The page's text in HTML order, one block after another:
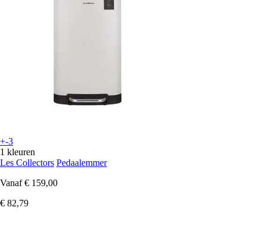
+-3
1 kleuren
Les Collectors Pedaalemmer
Vanaf € 159,00
€ 82,79